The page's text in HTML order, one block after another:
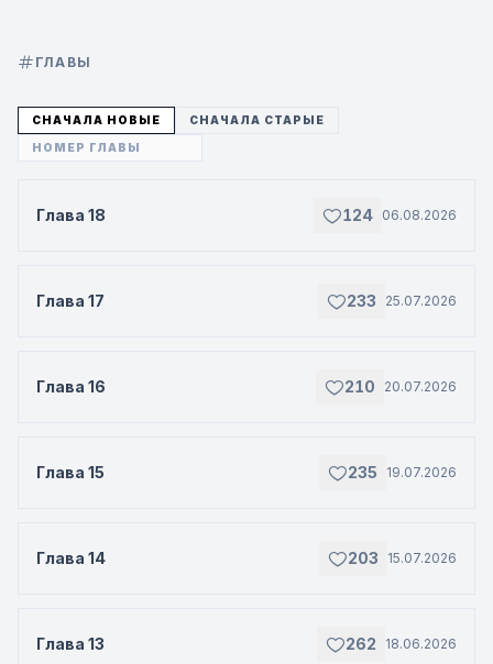
ГЛАВЫ
СНАЧАЛА НОВЫЕ СНАЧАЛА СТАРЫЕ
Глава 18 124 06.08.2026
Глава 17 233 25.07.2026
Глава 16 210 20.07.2026
Глава 15 235 19.07.2026
Глава 14 203 15.07.2026
Глава 13 262 18.06.2026